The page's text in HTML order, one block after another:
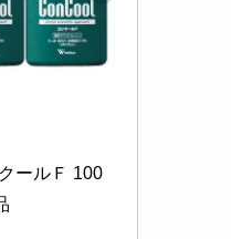
ールＦ 100